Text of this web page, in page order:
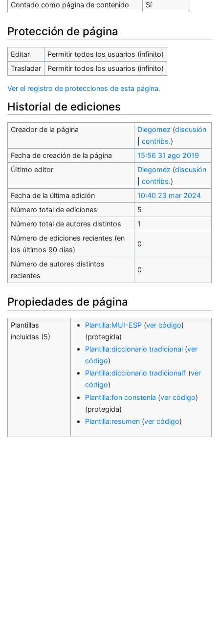
Contado como página de contenido
Sí
Protección de página
Editar
Permitir todos los usuarios (infinito)
Trasladar
Permitir todos los usuarios (infinito)
Ver el registro de protecciones de esta página.
Historial de ediciones
Creador de la página Diegomez (discusión
contribs.)
Fecha de creación de la página
15:56 31 ago 2019
Último editor
Diegomez (discusión
contribs.)
Fecha de la última edición
10:40 23 mar 2024
Número total de ediciones
5
Número total de autores distintos
1
Número de ediciones recientes (en
los últimos 90 días)
0
Número de autores distintos
recientes
0
Propiedades de página
Plantillas
incluidas (5)
Plantilla:MUI-ESP(ver código)
(protegida)
Plantilla:diccionario tradicional(ver
código)
Plantilla:diccionario tradicional1 (ver
código)
Plantilla:fon constenla (ver código)
(protegida)
Plantilla:resumen(ver código)